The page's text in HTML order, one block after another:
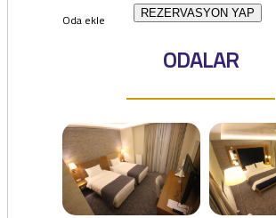
Oda ekle REZERVASYON YAP
ODALAR